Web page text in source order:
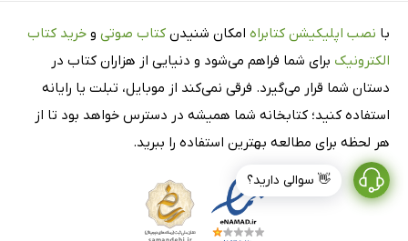
👋 سوالی دارید؟
با نصب اپلیکیشن کتابراه امکان شنیدن کتاب صوتی و خرید کتاب
الکترونیک برای شما فراهم می‌شود و دنیایی از هزاران کتاب در
دستان شما قرار می‌گیرد. فرقی نمی‌کند از موبایل، تبلت یا رایانه
استفاده کنید؛ کتابخانه شما همیشه در دسترس خواهد بود تا از
هر لحظه برای مطالعه بهترین استفاده را ببرید.